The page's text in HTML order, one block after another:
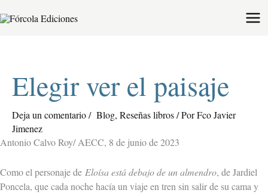
al
Elegir ver el paisaje
Deja un comentario/ Blog, Reseñas libros/ PorFco Javier
Jimenez
Antonio Calvo Roy/ AECC, 8 de junio de 2023
Como el personaje de Eloísa está debajo de un almendro, de Jardiel
Poncela, que cada noche hacía un viaje en tren sin salir de su cama y